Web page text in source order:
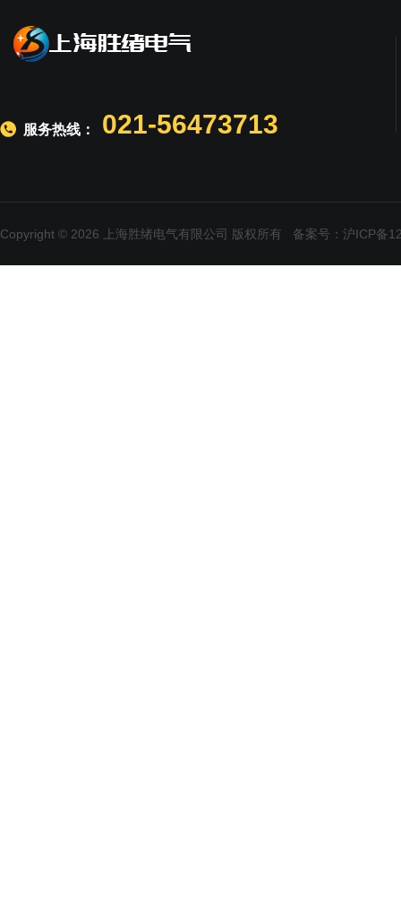
服务热线： 021-56473713
Copyright © 2026 上海胜绪电气有限公司 版权所有 备案号：沪ICP备